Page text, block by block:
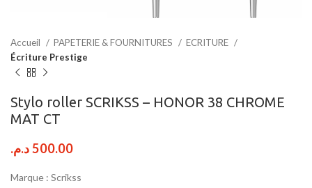
Accueil PAPETERIE & FOURNITURES
ECRITURE
Écriture Prestige
Stylo roller SCRIKSS – HONOR 38 CHROME
MAT CT
500.00د.م.
Marque : Scrikss